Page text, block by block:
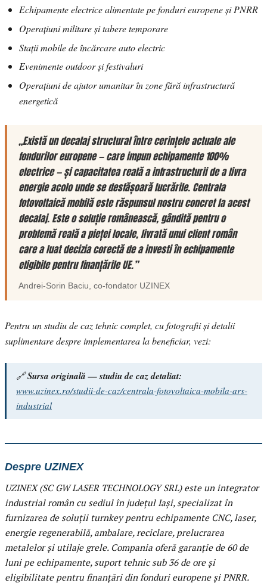
Echipamente electrice alimentate pe fonduri europene și PNRR
Operațiuni militare și tabere temporare
Stații mobile de încărcare auto electric
Evenimente outdoor și festivaluri
Operațiuni de ajutor umanitar în zone fără infrastructură
energetică
„Există un decalaj structural între cerințele actuale ale
fondurilor europene — care impun echipamente 100%
electrice — și capacitatea reală a infrastructurii de a livra
energie acolo unde se desfășoară lucrările. Centrala
fotovoltaică mobilă este răspunsul nostru concret la acest
decalaj. Este o soluție românească, gândită pentru o
problemă reală a pieței locale, livrată unui client român
care a luat decizia corectă de a investi în echipamente
eligibile pentru finanțările UE.”
Andrei-Sorin Baciu, co-fondator UZINEX
Pentru un studiu de caz tehnic complet, cu fotografii și detalii
suplimentare despre implementarea la beneficiar, vezi:
🔗Sursa originală — studiu de caz detaliat:
www.uzinex.ro/studii-de-caz/centrala-fotovoltaica-mobila-ars-
industrial
Despre UZINEX
UZINEX (SC GW LASER TECHNOLOGY SRL) este un integrator
industrial român cu sediul în județul Iași, specializat în
furnizarea de soluții turnkey pentru echipamente CNC, laser,
energie regenerabilă, ambalare, reciclare, prelucrarea
metalelor și utilaje grele. Compania oferă garanție de 60 de
luni pe echipamente, suport tehnic sub 36 de ore și
eligibilitate pentru finanțări din fonduri europene și PNRR.